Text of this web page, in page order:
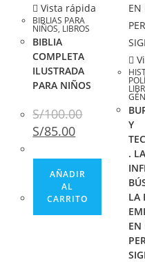
Vista rápida
BIBLIAS PARA
NIÑOS, LIBROS
BIBLIA
COMPLETA
ILUSTRADA
PARA NIÑOS
S/100.00
S/85.00
AÑADIR
AL
CARRITO
Y
. LA
LA
EN